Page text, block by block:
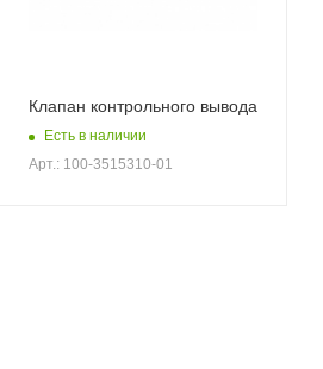
Клапан контрольного вывода
Есть в наличии
Арт.: 100-3515310-01